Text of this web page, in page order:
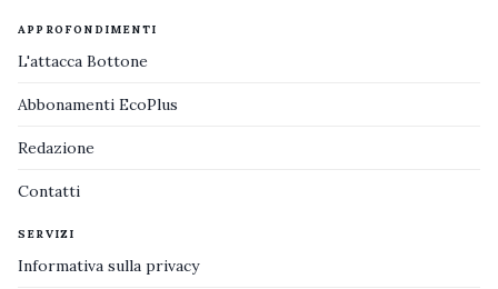
APPROFONDIMENTI
L'attacca Bottone
Abbonamenti EcoPlus
Redazione
Contatti
SERVIZI
Informativa sulla privacy